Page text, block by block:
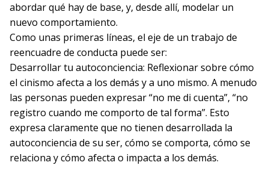
abordar qué hay de base, y, desde allí, modelar un
nuevo comportamiento.
Como unas primeras líneas, el eje de un trabajo de
reencuadre de conducta puede ser:
Desarrollar tu autoconciencia: Reflexionar sobre cómo
el cinismo afecta a los demás y a uno mismo. A menudo
las personas pueden expresar “no me di cuenta”, “no
registro cuando me comporto de tal forma”. Esto
expresa claramente que no tienen desarrollada la
autoconciencia de su ser, cómo se comporta, cómo se
relaciona y cómo afecta o impacta a los demás.